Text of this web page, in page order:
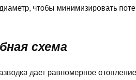
чтобы минимизировать
схема
дает равномерное